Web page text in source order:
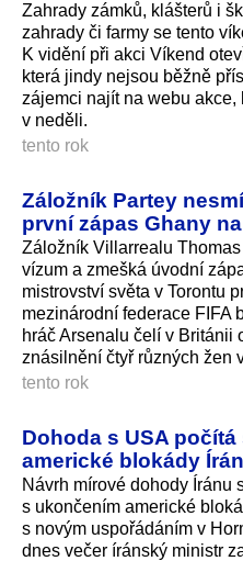
Zahrady zámků, klášterů i
zahrady či farmy se tento
K vidění při akci Víkend
která jindy nejsou běžně
zájemci najít na webu akce,
v neděli.
tento rok
Záložník Partey
první zápas Ghany
Záložník Villarrealu
vízum a zmešká úvodní
mistrovství světa v Torontu
mezinárodní federace FIFA
hráč Arsenalu čelí v Británii
znásilnění čtyř různých žen
tento rok
Dohoda s USA
americké blokády
Návrh mírové dohody Íránu
s ukončením americké
s novým uspořádáním v
dnes večer íránský ministr